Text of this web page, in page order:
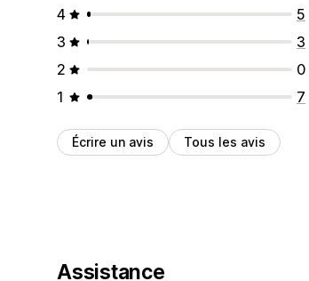
4
5
3
3
2
0
1
7
Écrire un avis Tous les avis
Assistance